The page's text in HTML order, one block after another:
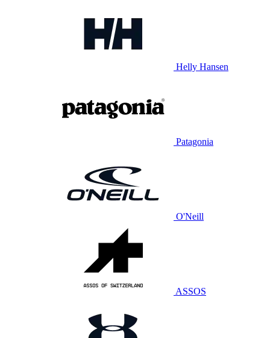
Helly Hansen
Patagonia
O'Neill
ASSOS